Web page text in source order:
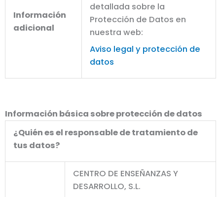
Información
adicional
detallada sobre la
Protección de Datos en
nuestra web:
Aviso legal y protección de
datos
Información básica sobre protección de datos
¿Quién es el responsable de tratamiento de
tus datos?
CENTRO DE ENSEÑANZAS Y
DESARROLLO, S.L.